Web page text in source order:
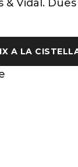
& Vidal.
A LA